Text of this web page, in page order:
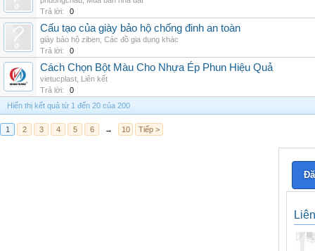
Trả lời:
0
Cấu tạo của giày bảo hộ chống đinh an toàn
giày bảo hộ ziben Các đồ gia dụng khác
Trả lời:
0
Cách Chọn Bột Màu Cho Nhựa Ép Phun Hiệu Quả
vietucplast Liên kết
Trả lời:
0
Hiển thị kết quả từ 1 đến 20 của 200
1 2 3 4 5 6 → 10 Tiếp >